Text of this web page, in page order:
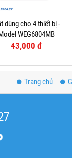
dùng cho 4 thiết bị -
Model WEG6804MB
43,000 đ
Trang chủ